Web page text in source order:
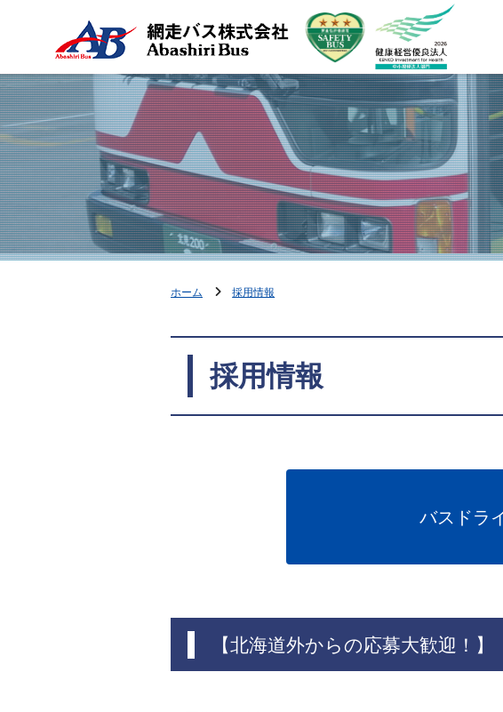
ホーム 採用情報
採用情報
バスドラ
【北海道外からの応募大歓迎！】